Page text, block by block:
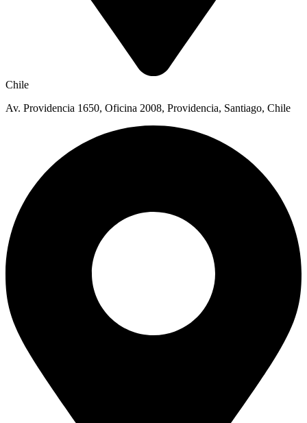
Chile
Av. Providencia 1650, Oficina 2008, Providencia, Santiago, Chile